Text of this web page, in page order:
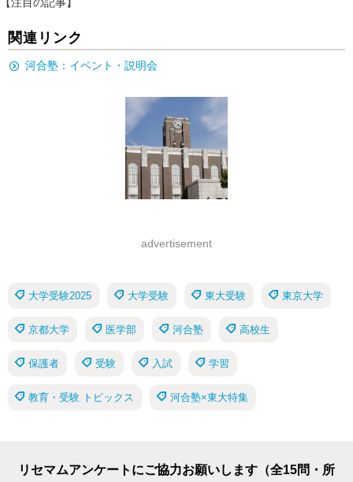
関連リンク
河合塾：イベント・説明会
advertisement
大学受験2025 大学受験 東大受験 東京大学
京都大学 医学部 河合塾 高校生
保護者 受験 入試 学習
教育・受験 トピックス 河合塾×東大特集
リセマムアンケートにご協力お願いします（全15問・所